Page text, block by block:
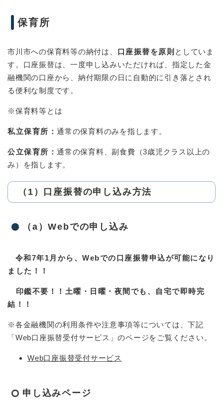
保育所
市川市への保育料等の納付は、 口座振替を原則 としていま
す。口座振替は、一度申し込みいただければ、指定した金
融機関の口座から、納付期限の日に自動的に引き落とされ
る便利な制度です。
※保育料等とは
私立保育所： 通常の保育料のみを指します。
公立保育所： 通常の保育料、副食費（3歳児クラス以上の
み）を指します。
（1）口座振替の申し込み方法
（a）Webでの申し込み
令和7年1月から、Webでの口座振替申込が可能になり
ました！！
印鑑不要！！土曜・日曜・夜間でも、自宅で即時完
結！！
※各金融機関の利用条件や注意事項等については、下記
「Web口座振替受付サービス」のページをご覧ください。
Web口座振替受付サービス
申し込みページ